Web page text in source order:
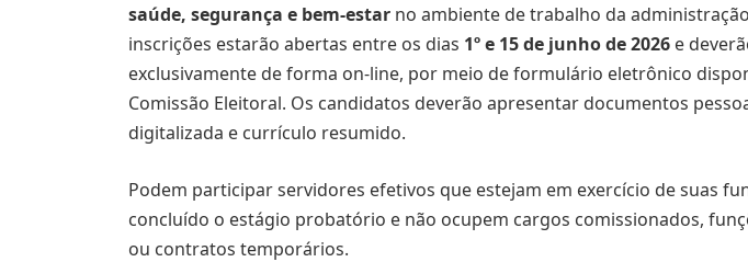
saúde, segurança e bem-estar no ambiente de trabalho da
inscrições estarão abertas entre os dias 1º e 15 de junho de 2026 e
exclusivamente de forma on-line, por meio de formulário eletrônico
Comissão Eleitoral. Os candidatos deverão apresentar documentos
digitalizada e currículo resumido.
Podem participar servidores efetivos que estejam em exercício de suas
concluído o estágio probatório e não ocupem cargos comissionados,
ou contratos temporários.